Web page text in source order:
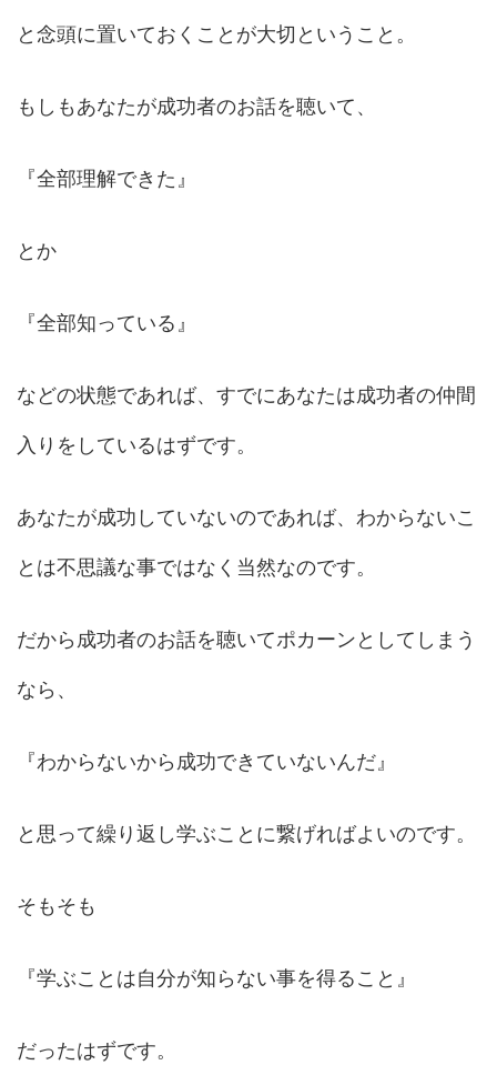
と念頭に置いておくことが大切ということ。
もしもあなたが成功者のお話を聴いて、
『全部理解できた』
とか
『全部知っている』
などの状態であれば、すでにあなたは成功者の仲間
入りをしているはずです。
あなたが成功していないのであれば、わからないこ
とは不思議な事ではなく当然なのです。
だから成功者のお話を聴いてポカーンとしてしまう
なら、
『わからないから成功できていないんだ』
と思って繰り返し学ぶことに繋げればよいのです。
そもそも
『学ぶことは自分が知らない事を得ること』
だったはずです。